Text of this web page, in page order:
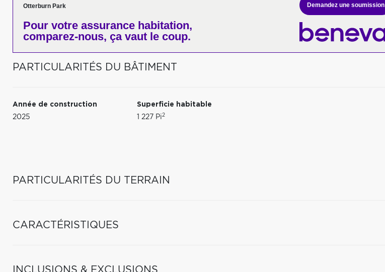
Otterburn Park
Pour votre assurance habitation,
comparez-nous, ça vaut le coup.
Demandez une soumission
PARTICULARITÉS DU BÂTIMENT
Année de construction
2025
Superficie habitable
1 227 Pi2
PARTICULARITÉS DU TERRAIN
CARACTÉRISTIQUES
INCLUSIONS & EXCLUSIONS